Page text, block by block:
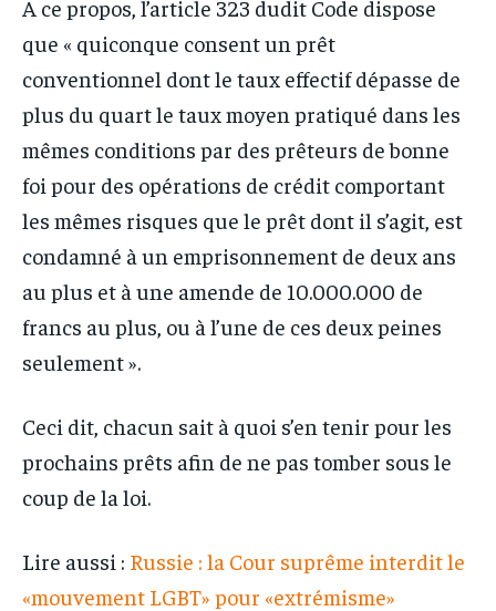
A ce propos, l’article 323 dudit Code dispose
que « quiconque consent un prêt
conventionnel dont le taux effectif dépasse de
plus du quart le taux moyen pratiqué dans les
mêmes conditions par des prêteurs de bonne
foi pour des opérations de crédit comportant
les mêmes risques que le prêt dont il s’agit, est
condamné à un emprisonnement de deux ans
au plus et à une amende de 10.000.000 de
francs au plus, ou à l’une de ces deux peines
seulement ».
Ceci dit, chacun sait à quoi s’en tenir pour les
prochains prêts afin de ne pas tomber sous le
coup de la loi.
Lire aussi : Russie : la Cour suprême interdit le
«mouvement LGBT» pour «extrémisme»